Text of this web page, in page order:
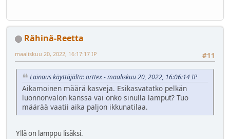
Rähinä-Reetta
#11
maaliskuu 20, 2022, 16:17:17 IP
Lainaus käyttäjältä: orttex - maaliskuu 20, 2022, 16:06:14 IP
Aikamoinen määrä kasveja. Esikasvatatko pelkän
luonnonvalon kanssa vai onko sinulla lamput? Tuo
määrää vaatii aika paljon ikkunatilaa.
Yllä on lamppu lisäksi.